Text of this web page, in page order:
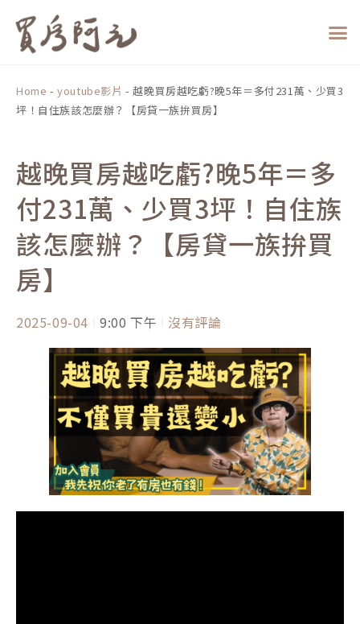
Home -youtube影片 -越晚買房越吃虧?晚5年＝多付231萬、少買3
坪！自住族該怎麼辦？【房貸一族拚買房】
越晚買房越吃虧?晚5年＝多
付231萬、少買3坪！自住族
該怎麼辦？【房貸一族拚買
房】
2025-09-04 9:00 下午 沒有評論